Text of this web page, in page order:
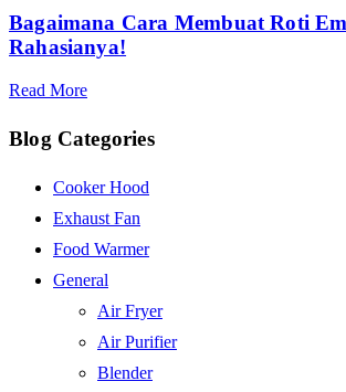
Bagaimana Cara Membuat Roti
Rahasianya!
Read More
Blog Categories
Cooker Hood
Exhaust Fan
Food Warmer
General
Air Fryer
Air Purifier
Blender